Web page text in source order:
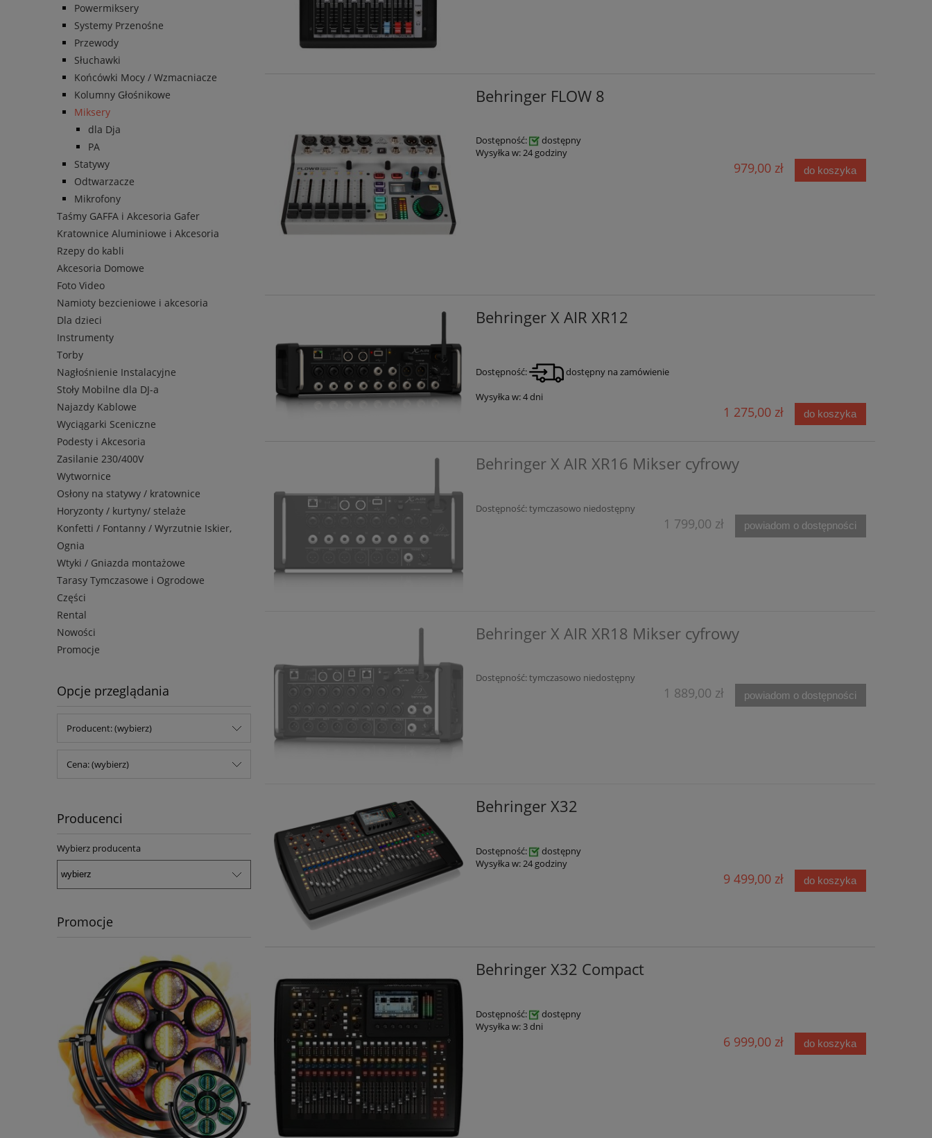
Powermiksery
Systemy Przenośne
Przewody
Słuchawki
Końcówki Mocy / Wzmacniacze
Kolumny Głośnikowe
Miksery
dla Dja
PA
Statywy
Odtwarzacze
Mikrofony
Taśmy GAFFA i Akcesoria Gafer
Kratownice Aluminiowe i Akcesoria
Rzepy do kabli
Akcesoria Domowe
Foto Video
Namioty bezcieniowe i akcesoria
Dla dzieci
Instrumenty
Torby
Nagłośnienie Instalacyjne
Stoły Mobilne dla DJ-a
Najazdy Kablowe
Wyciągarki Sceniczne
Podesty i Akcesoria
Zasilanie 230/400V
Wytwornice
Osłony na statywy / kratownice
Horyzonty / kurtyny/ stelaże
Konfetti / Fontanny / Wyrzutnie Iskier,
Ognia
Wtyki / Gniazda montażowe
Tarasy Tymczasowe i Ogrodowe
Części
Rental
Nowości
Promocje
Opcje przeglądania
Producent: (wybierz)
Cena: (wybierz)
Producenci
Wybierz producenta
Promocje
Behringer FLOW 8
Dostępność:
dostępny
Wysyłka w:24 godziny
979,00 zł do koszyka
Behringer X AIR XR12
Dostępność:
dostępny na zamówienie
Wysyłka w:4 dni
1 275,00 zł do koszyka
Behringer X AIR XR16 Mikser cyfrowy
Dostępność:tymczasowo niedostępny
1 799,00 zł powiadom o dostępności
Behringer X AIR XR18 Mikser cyfrowy
Dostępność:tymczasowo niedostępny
1 889,00 zł powiadom o dostępności
Behringer X32
Dostępność:
dostępny
Wysyłka w:24 godziny
9 499,00 zł do koszyka
Behringer X32 Compact
Dostępność:
dostępny
Wysyłka w:3 dni
6 999,00 zł do koszyka